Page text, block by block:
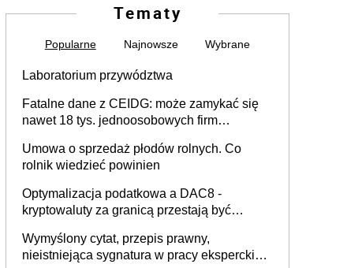
Tematy
Popularne Najnowsze Wybrane
Laboratorium przywództwa
Fatalne dane z CEIDG: może zamykać się
nawet 18 tys. jednoosobowych firm
Umowa o sprzedaż płodów rolnych. Co
rolnik wiedzieć powinien
Optymalizacja podatkowa a DAC8 -
kryptowaluty za granicą przestają być
Wymyślony cytat, przepis prawny,
nieistniejąca sygnatura w pracy eksperckiej -